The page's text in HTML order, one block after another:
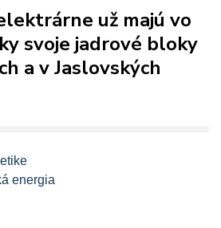
už majú vo
svoje jadrové bloky
a v Jaslovských
energia